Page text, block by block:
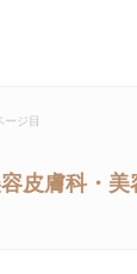
ージ目
皮膚科・